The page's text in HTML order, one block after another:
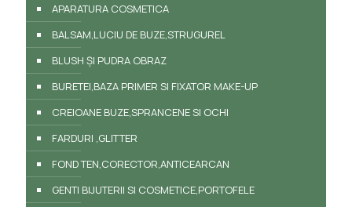
APARATURA COSMETICA
BALSAM,LUCIU DE BUZE,STRUGUREL
BLUSH ȘI PUDRA OBRAZ
BURETEI,BAZA PRIMER SI FIXATOR MAKE-UP
CREIOANE BUZE,SPRANCENE SI OCHI
FARDURI ,GLITTER
FOND TEN,CORECTOR,ANTICEARCAN
GENTI BIJUTERII SI COSMETICE,PORTOFELE